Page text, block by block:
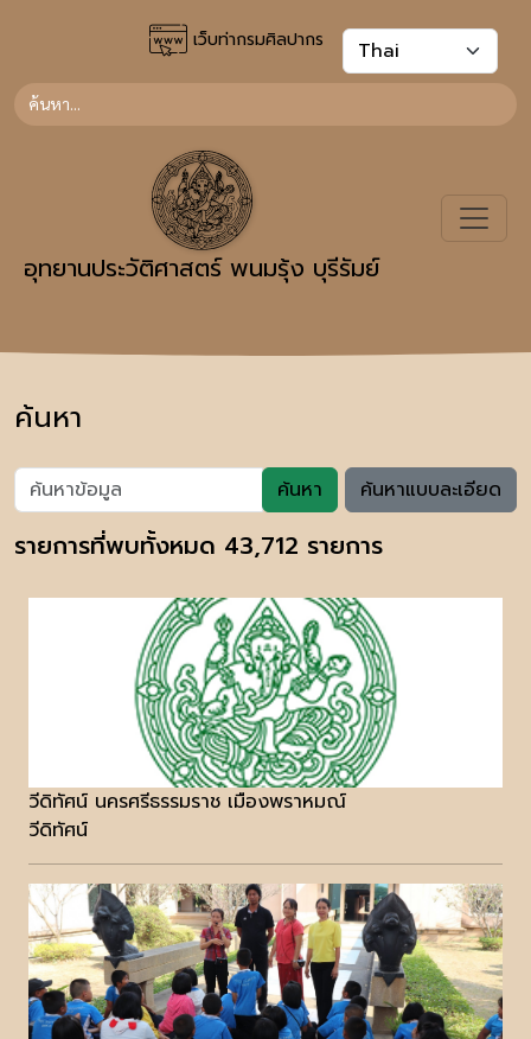
เว็บท่ากรมศิลปากร
อุทยานประวัติศาสตร์ พนมรุ้ง บุรีรัมย์
ค้นหา
ค้นหา ค้นหาแบบละเอียด
รายการที่พบทั้งหมด 43,712 รายการ
วีดิทัศน์ นครศรีธรรมราช เมืองพราหมณ์
วีดิทัศน์